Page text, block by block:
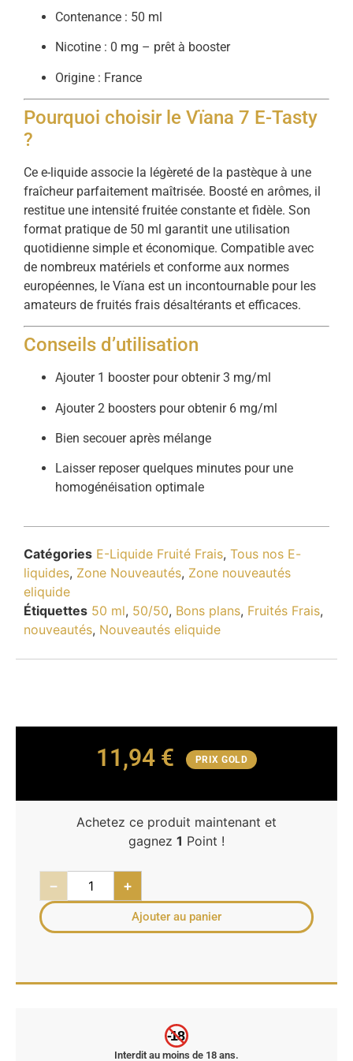
Contenance : 50 ml
Nicotine : 0 mg – prêt à booster
Origine : France
Pourquoi choisir le Vïana 7 E-Tasty
?
Ce e-liquide associe la légèreté de la pastèque à une
fraîcheur parfaitement maîtrisée. Boosté en arômes, il
restitue une intensité fruitée constante et fidèle. Son
format pratique de 50 ml garantit une utilisation
quotidienne simple et économique. Compatible avec
de nombreux matériels et conforme aux normes
européennes, le Vïana est un incontournable pour les
amateurs de fruités frais désaltérants et efficaces.
Conseils d’utilisation
Ajouter 1 booster pour obtenir 3 mg/ml
Ajouter 2 boosters pour obtenir 6 mg/ml
Bien secouer après mélange
Laisser reposer quelques minutes pour une
homogénéisation optimale
Catégories E-Liquide Fruité Frais, Tous nos E-
liquides, Zone Nouveautés, Zone nouveautés
eliquide
Étiquettes 50 ml, 50/50, Bons plans, Fruités Frais,
nouveautés, Nouveautés eliquide
11,94 € PRIX GOLD
Achetez ce produit maintenant et
gagnez 1 Point !
− +
Ajouter au panier
-18
Interdit au moins de 18 ans.